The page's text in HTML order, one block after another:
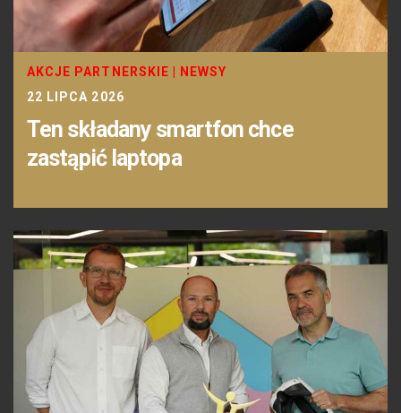
AKCJE PARTNERSKIE
NEWSY
22 LIPCA 2026
Ten składany smartfon chce
zastąpić laptopa